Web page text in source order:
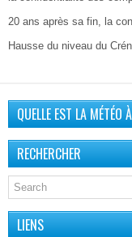
20 ans après sa fin, la
Hausse du niveau du
QUELLE EST LA MÉTÉO
RECHERCHER
LIENS